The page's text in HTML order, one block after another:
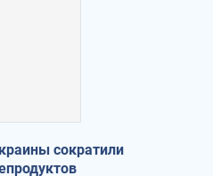
сократили